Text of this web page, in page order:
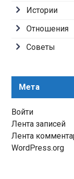
Истории
Отношения
Советы
Мета
Войти
Лента записей
Лента
WordPress.org